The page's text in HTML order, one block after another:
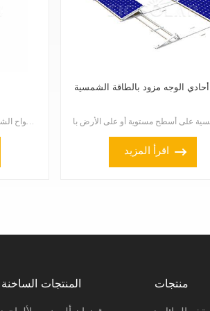
تُعدّ مثبتات التربة الشمسية جزءًا مهمًا من أنظمة تركيب الألواح الشمسية. فهي توفر قاعدة قوية وموثوقة ...
الوجه مزود بالطاقة الشمسية
اقرأ المزيد
المنتجات الساخنة منتجات